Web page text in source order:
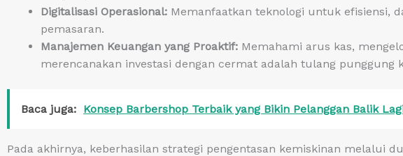
Digitalisasi Operasional: Memanfaatkan teknologi untuk efisiensi,
pemasaran.
Manajemen Keuangan yang Proaktif: Memahami arus kas,
merencanakan investasi dengan cermat adalah tulang punggung
Baca juga: Konsep Barbershop Terbaik yang Bikin Pelanggan Balik
Pada akhirnya, keberhasilan strategi pengentasan kemiskinan melalui